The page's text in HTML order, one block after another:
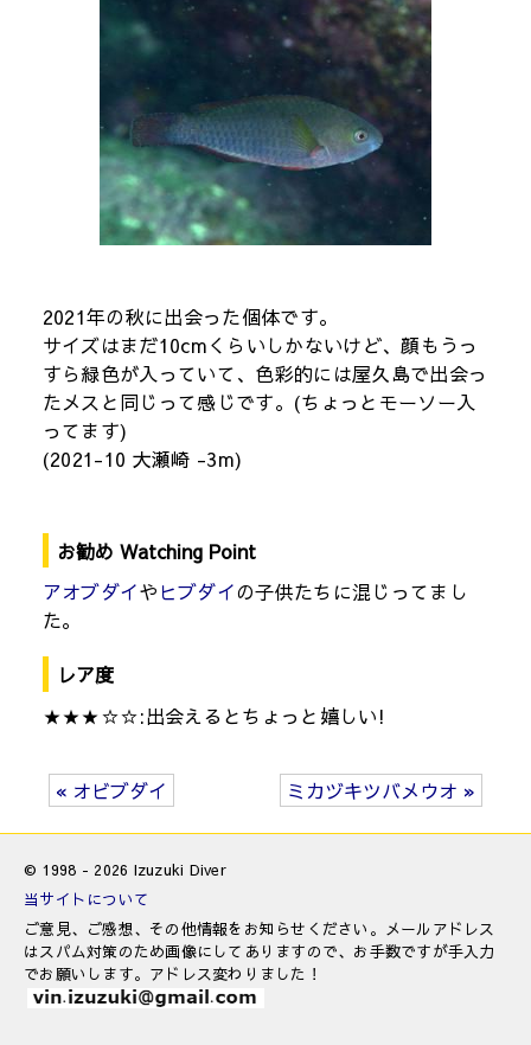
2021年の秋に出会った個体です。
サイズはまだ10cmくらいしかないけど、顔もうっ
すら緑色が入っていて、色彩的には屋久島で出会っ
たメスと同じって感じです。(ちょっとモーソー入
ってます)
(2021-10 大瀬崎 -3m)
お勧め Watching Point
アオブダイや ヒブダイの子供たちに混じってまし
た。
レア度
★★★☆☆:出会えるとちょっと嬉しい!
« オビブダイ ミカヅキツバメウオ »
© 1998 - 2026 Izuzuki Diver
当サイトについて
ご意見、ご感想、その他情報をお知らせください。メールアドレス
はスパム対策のため画像にしてありますので、お手数ですが手入力
でお願いします。アドレス変わりました！